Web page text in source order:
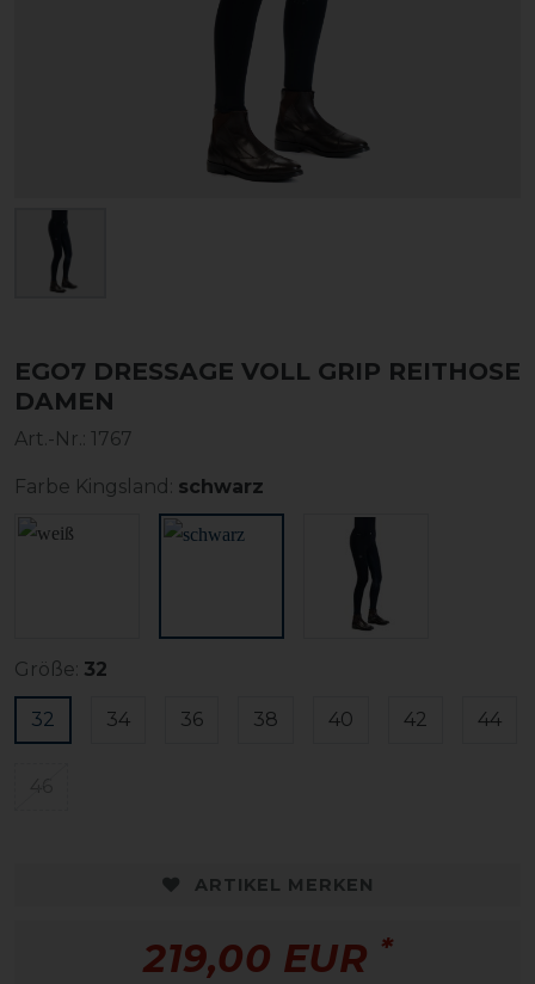
EGO7 DRESSAGE VOLL GRIP REITHOSE
DAMEN
Art.-Nr.: 1767
Farbe Kingsland: schwarz
Größe: 32
32 34 36 38 40 42 44
ARTIKEL MERKEN
219,00 EUR *